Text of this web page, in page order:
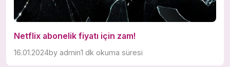
Netflix abonelik fiyatı için zam!
16.01.2024by admin1 dk okuma süresi